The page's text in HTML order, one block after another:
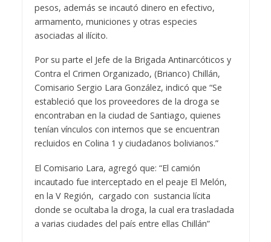
pesos, además se incautó dinero en efectivo,
armamento, municiones y otras especies
asociadas al ilícito.
Por su parte el Jefe de la Brigada Antinarcóticos y
Contra el Crimen Organizado, (Brianco) Chillán,
Comisario Sergio Lara González, indicó que “Se
estableció que los proveedores de la droga se
encontraban en la ciudad de Santiago, quienes
tenían vínculos con internos que se encuentran
recluidos en Colina 1 y ciudadanos bolivianos.”
El Comisario Lara, agregó que: “El camión
incautado fue interceptado en el peaje El Melón,
en la V Región, cargado con sustancia lícita
donde se ocultaba la droga, la cual era trasladada
a varias ciudades del país entre ellas Chillán”